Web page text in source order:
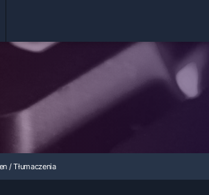
/ Tłumaczenia